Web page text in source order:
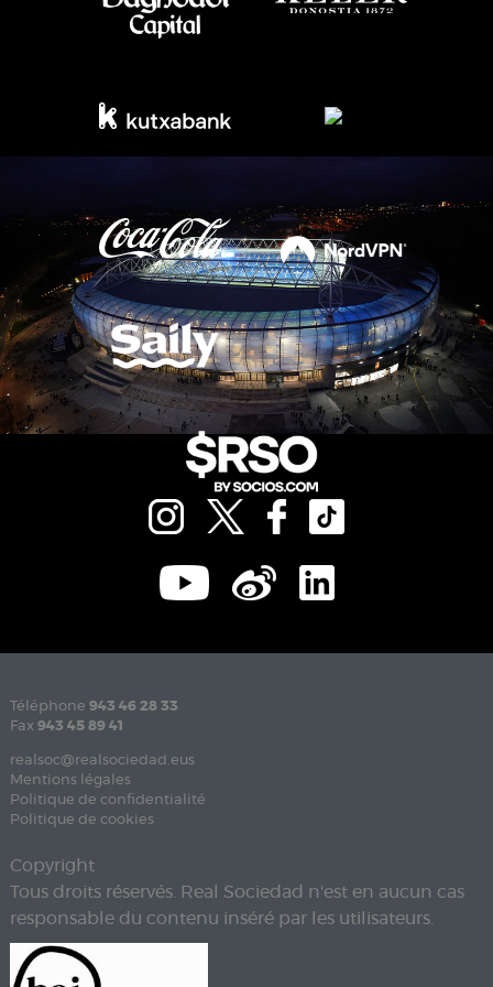
Téléphone 943 46 28 33
Fax 943 45 89 41
realsoc@realsociedad.eus
Mentions légales
Politique de confidentialité
Politique de cookies
Copyright
Tous droits réservés. Real Sociedad n'est en aucun cas
responsable du contenu inséré par les utilisateurs.